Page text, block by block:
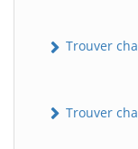
Trouver
Trouver